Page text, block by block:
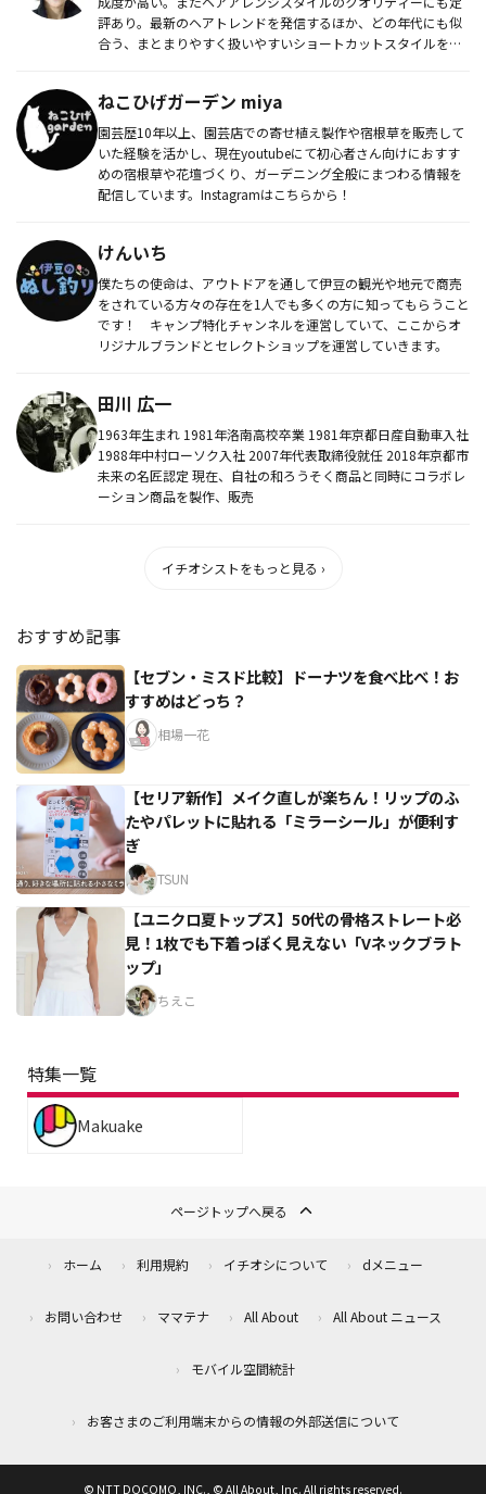
評あり。最新のヘアトレンドを発信するほか、どの年代にも似
合う、まとまりやすく扱いやすいショートカットスタイルを追
ねこひげガーデン miya
園芸歴10年以上、園芸店での寄せ植え製作や宿根草を販売して
いた経験を活かし、現在youtubeにて初心者さん向けにおすす
めの宿根草や花壇づくり、ガーデニング全般にまつわる情報を
配信しています。Instagramはこちらから！
けんいち
僕たちの使命は、アウトドアを通して伊豆の観光や地元で商売
をされている方々の存在を1人でも多くの方に知ってもらうこと
です！ キャンプ特化チャンネルを運営していて、ここからオ
リジナルブランドとセレクトショップを運営していきます。
田川 広一
1963年生まれ 1981年洛南高校卒業 1981年京都日産自動車入社
1988年中村ローソク入社 2007年代表取締役就任 2018年京都市
未来の名匠認定 現在、自社の和ろうそく商品と同時にコラボレ
ーション商品を製作、販売
イチオシストをもっと見る ›
おすすめ記事
【セブン・ミスド比較】ドーナツを食べ比べ！お
すすめはどっち？
相場一花
【セリア新作】メイク直しが楽ちん！リップのふ
たやパレットに貼れる「ミラーシール」が便利す
ぎ
TSUN
【ユニクロ夏トップス】50代の骨格ストレート必
見！1枚でも下着っぽく見えない「Vネックブラト
ップ」
ちえこ
特集一覧
Makuake
ページトップへ戻る
ホーム 利用規約 イチオシについて dメニュー
お問い合わせ ママテナ All About All About ニュース
モバイル空間統計
お客さまのご利用端末からの情報の外部送信について
© NTT DOCOMO, INC., © All About, Inc. All rights reserved.